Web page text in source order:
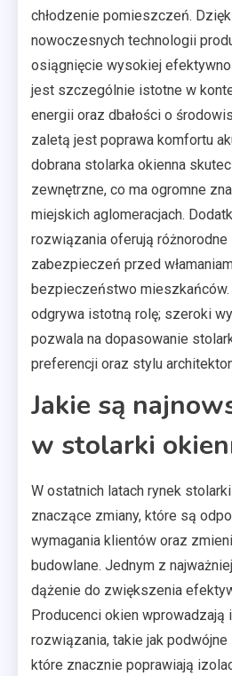
chłodzenie pomieszczeń.
nowoczesnych technologii
osiągnięcie wysokiej
jest szczególnie istotne w
energii oraz dbałości o
zaletą jest poprawa komfortu
dobrana stolarka okienna
zewnętrzne, co ma ogromne
miejskich aglomeracjach.
rozwiązania oferują
zabezpieczeń przed
bezpieczeństwo
odgrywa istotną rolę; szeroki
pozwala na dopasowanie
preferencji oraz stylu
Jakie są
w stolarki
W ostatnich latach rynek
znaczące zmiany, które są
wymagania klientów oraz
budowlane. Jednym z
dążenie do zwiększenia
Producenci okien wprowadzają
rozwiązania, takie jak
które znacznie poprawiają